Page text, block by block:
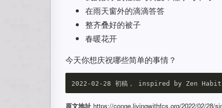
在雨天窗外的滴滴答答
整齐叠好的被子
春暖花开
今天你想庆祝哪些简单的事情？
原文地址 https://conge.livingwithfcs.org/2022/02/28/